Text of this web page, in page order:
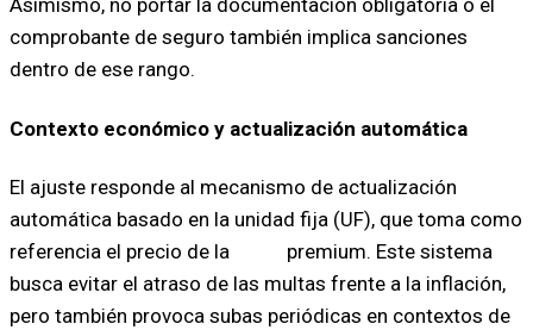
comprobante de seguro también implica sanciones
dentro de ese rango.
Contexto económico y actualización automática
El ajuste responde al mecanismo de actualización
automática basado en la unidad fija (UF), que toma como
referencia el precio de la
premium. Este sistema
busca evitar el atraso de las multas frente a la inflación,
pero también provoca subas periódicas en contextos de